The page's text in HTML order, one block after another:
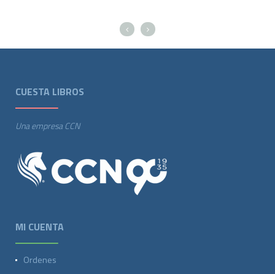
CUESTA LIBROS
Una empresa CCN
MI CUENTA
Ordenes